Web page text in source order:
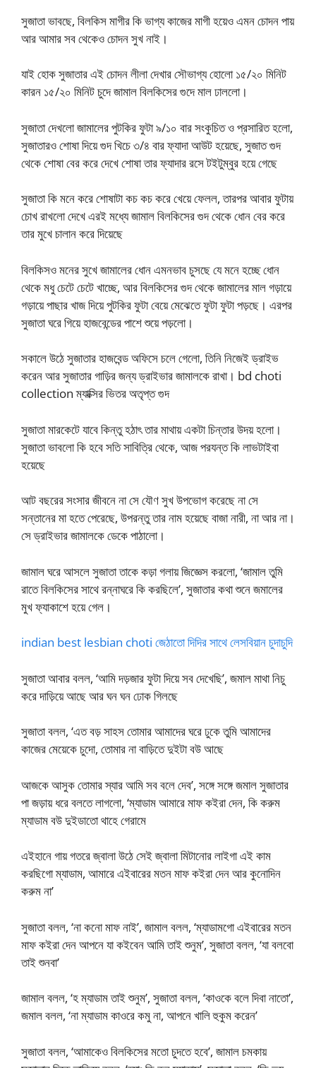
সুজাতা ভাবছে, বিলকিস মাগীর কি ভাগ্য কাজের মাগী হয়েও এমন চোদন পায়
আর আমার সব থেকেও চোদন সুখ নাই।
যাই হোক সুজাতার এই চোদন লীলা দেখার সৌভাগ্য হোলো ১৫/২০ মিনিট
কারন ১৫/২০ মিনিট চুদে জামাল বিলকিসের গুদে মাল ঢাললো।
সুজাতা দেখলো জামালের পুটকির ফুটা ৯/১০ বার সংকুচিত ও প্রসারিত হলো,
সুজাতারও শোষা দিয়ে গুদ খিচে ৩/৪ বার ফ্যাদা আউট হয়েছে, সুজাত গুদ
থেকে শোষা বের করে দেখে শোষা তার ফ্যাদার রসে টইটুম্বুর হয়ে গেছে
সুজাতা কি মনে করে শোষাটা কচ কচ করে খেয়ে ফেলল, তারপর আবার ফুটায়
চোখ রাখলো দেখে এরই মধ্যে জামাল বিলকিসের গুদ থেকে ধোন বের করে
তার মুখে চালান করে দিয়েছে
বিলকিসও মনের সুখে জামালের ধোন এমনভাব চুসছে যে মনে হচ্ছে ধোন
থেকে মধু চেটে চেটে খাচ্ছে, আর বিলকিসের গুদ থেকে জামালের মাল গড়ায়ে
গড়ায়ে পাছার খাজ দিয়ে পুটকির ফুটা বেয়ে মেঝেতে ফুটা ফুটা পড়ছে। এরপর
সুজাতা ঘরে গিয়ে হাজবেন্ডের পাশে শুয়ে পড়লো।
সকালে উঠে সুজাতার হাজবেন্ড অফিসে চলে গেলো, তিনি নিজেই ড্রাইভ
করেন আর সুজাতার গাড়ির জন্য ড্রাইভার জামালকে রাখা। bd choti
collection ম্যাক্সির ভিতর অতৃপ্ত গুদ
সুজাতা মারকেটে যাবে কিন্তু হঠাৎ তার মাথায় একটা চিন্তার উদয় হলো।
সুজাতা ভাবলো কি হবে সতি সাবিত্রি থেকে, আজ পরযন্ত কি লাভটাইবা
হয়েছে
আট বছরের সংসার জীবনে না সে যৌণ সুখ উপভোগ করেছে না সে
সন্তানের মা হতে পেরেছে, উপরন্তু তার নাম হয়েছে বাজা নারী, না আর না।
সে ড্রাইভার জামালকে ডেকে পাঠালো।
জামাল ঘরে আসলে সুজাতা তাকে কড়া গলায় জিজ্ঞেস করলো, ‘জামাল তুমি
রাতে বিলকিসের সাথে রন্নাঘরে কি করছিলে’, সুজাতার কথা শুনে জমালের
মুখ ফ্যাকাশে হয়ে গেল।
indian best lesbian choti জেঠাতো দিদির সাথে লেসবিয়ান চুদাচুদি
সুজাতা আবার বলল, ‘আমি দড়জার ফুটা দিয়ে সব দেখেছি’, জমাল মাথা নিচু
করে দাড়িয়ে আছে আর ঘন ঘন ঢোক গিলছে
সুজাতা বলল, ‘এত বড় সাহস তোমার আমাদের ঘরে ঢুকে তুমি আমাদের
কাজের মেয়েকে চুদো, তোমার না বাড়িতে দুইটা বউ আছে
আজকে আসুক তোমার স্যার আমি সব বলে দেব’, সঙ্গে সঙ্গে জমাল সুজাতার
পা জড়ায় ধরে বলতে লাগলো, ‘ম্যাডাম আমারে মাফ কইরা দেন, কি করুম
ম্যাডাম বউ দুইডাতো থাহে গেরামে
এইহানে গায় গতরে জ্বালা উঠে সেই জ্বালা মিটানোর লাইগা এই কাম
করছিগো ম্যাডাম, আমারে এইবারের মতন মাফ কইরা দেন আর কুনোদিন
করুম না’
সুজাতা বলল, ‘না কনো মাফ নাই’, জামাল বলল, ‘ম্যাডামগো এইবারের মতন
মাফ কইরা দেন আপনে যা কইবেন আমি তাই শুনুম’, সুজাতা বলল, ‘যা বলবো
তাই শুনবা’
জামাল বলল, ‘হ ম্যাডাম তাই শুনুম’, সুজাতা বলল, ‘কাওকে বলে দিবা নাতো’,
জমাল বলল, ‘না ম্যাডাম কাওরে কমু না, আপনে খালি হুকুম করেন’
সুজাতা বলল, ‘আমাকেও বিলকিসের মতো চুদতে হবে’, জামাল চমকায়